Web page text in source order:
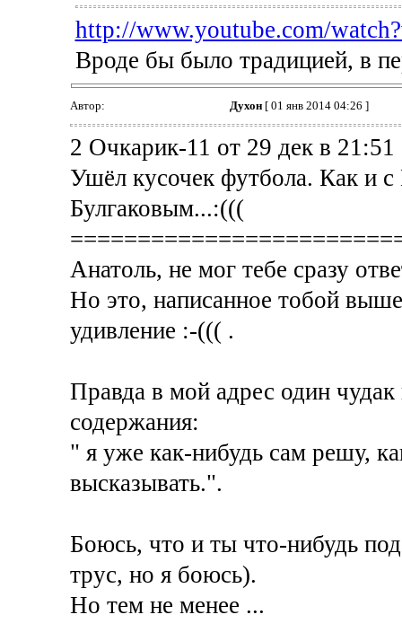
http://www.youtube.com/
Вроде бы было традицией, в
Автор: Духон[ 01 янв 2014 04:26 ]
2 Очкарик-11 от 29 дек в 21:51
Ушёл кусочек футбола. Как и
Булгаковым...:(((
Анатоль, не мог тебе сразу
Но это, написанное тобой
удивление :-((( .
Правда в мой адрес один
содержания:
" я уже как-нибудь сам решу,
высказывать.".
Боюсь, что и ты что-нибудь
трус, но я боюсь).
Но тем не менее ...